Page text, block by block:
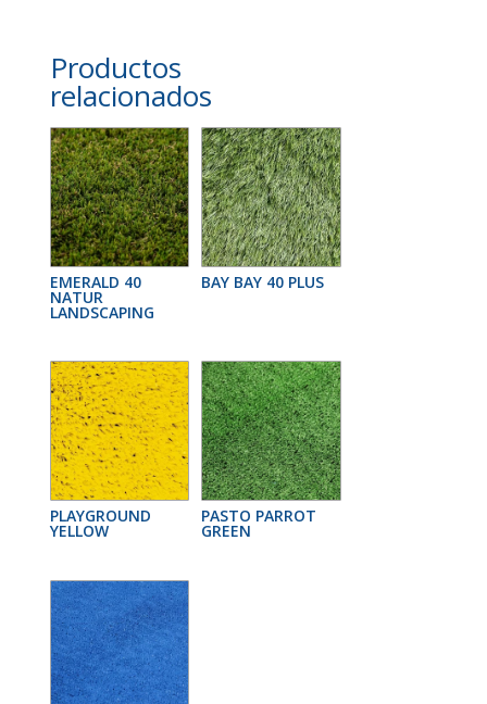
Productos
relacionados
EMERALD 40
NATUR
LANDSCAPING
BAY BAY 40 PLUS
PLAYGROUND
YELLOW
PASTO PARROT
GREEN